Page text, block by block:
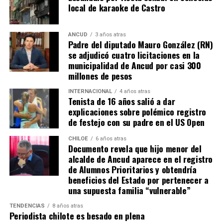
que, a diferencia del conocido dicho, en este caso, todos
los caminos conducen a… La Moneda y, mientras se
espera ese gesto por parte de la madre del pequeño
Tomás, los pasos siguen quemando los pies de Fernando
en pos de que cada kilómetro recorrido, signifique más
que una llegada a Santiago, un arribo a la cura de su hijo
Actualmente, Gómez se encuentra en Santiago
realizando trámites y participando como invitada en
distintos medios de comunicación. Aunque aún no tiene
una fecha exacta para su viaje a Estados Unidos, donde
se administra el medicamento, indicó que esperan
realizarlo «a mediados de junio».
Cabe destacar que, pese a que se logró reunir el dinero y,
por ende, la meta se cumplió, continúan circulando por
redes sociales, eventos a beneficios de Tomás Ross.
local de karaoke de Castro
ANCUD 3 años atras
Padre del diputado Mauro González (RN)
se adjudicó cuatro licitaciones en la
municipalidad de Ancud por casi 300
millones de pesos
INTERNACIONAL 4 años atras
Tenista de 16 años salió a dar
explicaciones sobre polémico registro
de festejo con su padre en el US Open
CHILOE 6 años atras
Documento revela que hijo menor del
alcalde de Ancud aparece en el registro
de Alumnos Prioritarios y obtendría
beneficios del Estado por pertenecer a
una supuesta familia “vulnerable”
TENDENCIAS 8 años atras
Periodista chilote es besado en plena